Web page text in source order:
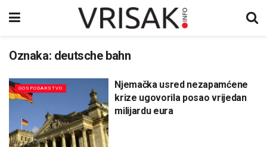
Oznaka: deutsche bahn
GOSPODARSTVO
Njemačka usred nezapamćene
krize ugovorila posao vrijedan
milijardu eura